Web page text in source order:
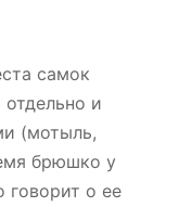
самок
и
(мотыль,
брюшко у
говорит о ее